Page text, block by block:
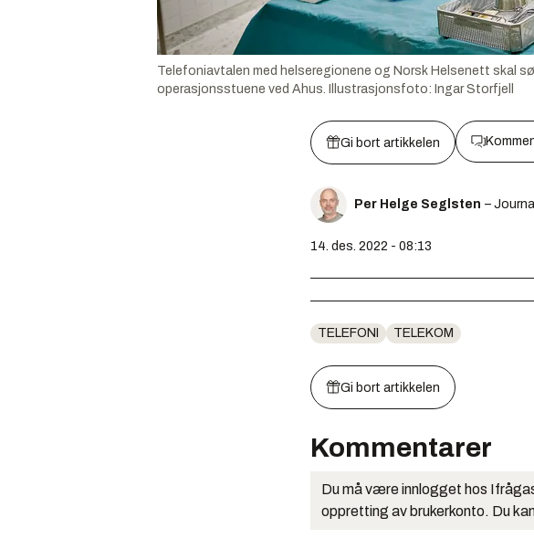
Telefoniavtalen med helseregionene og Norsk Helsenett skal
operasjonsstuene ved Ahus.
Illustrasjonsfoto: Ingar Storfjell
Gi bort artikkelen
Per Helge Seglsten –
14. des. 2022 - 08:13
TELEFONI TELEKOM
Gi bort artikkelen
Kommentarer
Du må være innlogget hos
oppretting av brukerkonto. Du